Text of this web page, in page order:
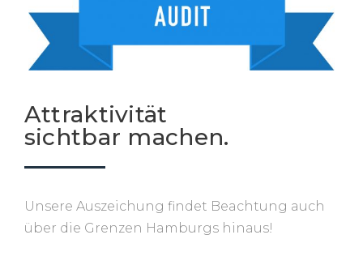
Attraktivität
sichtbar machen.
Unsere Auszeichung findet Beachtung auch
über die Grenzen Hamburgs hinaus!